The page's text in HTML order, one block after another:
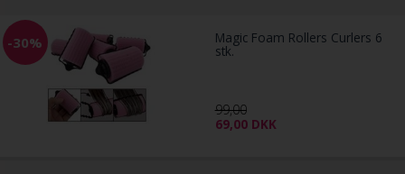
-30% Magic Foam Rollers Curlers 6
stk.
99,00
69,00 DKK